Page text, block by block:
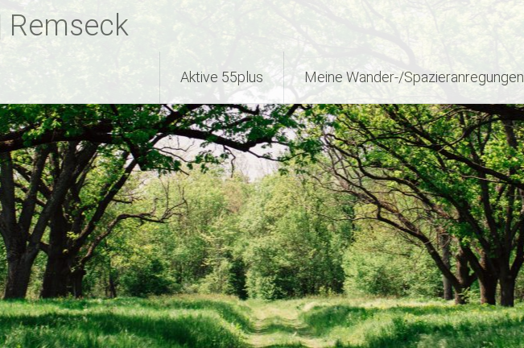
Remseck
Aktive 55plus Meine Wander-/Spazieranregungen